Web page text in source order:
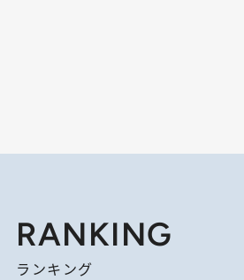
RANKING
ランキング